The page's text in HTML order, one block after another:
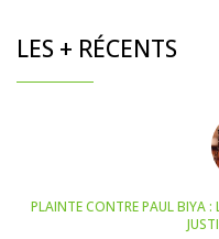
LES + RÉCENTS
PLAINTE CONTRE PAUL BIYA